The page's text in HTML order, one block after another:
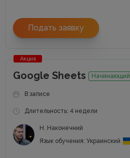
Подать заявку
Акция
Google Sheets Начинающий
В записе
Длительность: 4 недели
Н. Наконечний
Язык обучения: Украинский